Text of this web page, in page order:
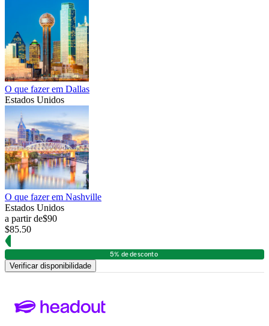
O que fazer em Dallas
Estados Unidos
O que fazer em Nashville
Estados Unidos
a partir de$90
$85.50
5% de desconto
Verificar disponibilidade